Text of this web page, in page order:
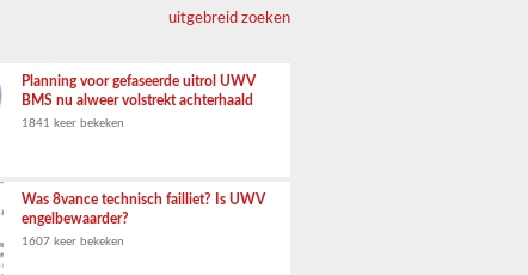
uitgebreid zoeken
Planning voor gefaseerde uitrol UWV
BMS nu alweer volstrekt achterhaald
1841 keer bekeken
Was 8vance technisch failliet? Is UWV
engelbewaarder?
1607 keer bekeken